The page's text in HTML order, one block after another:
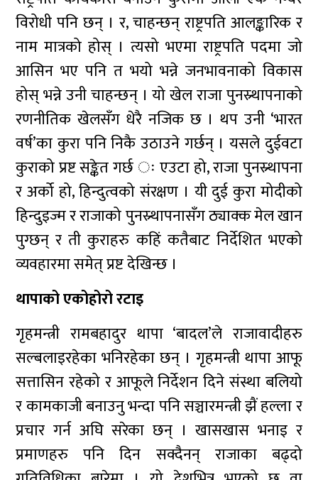
विरोधी पनि छन् । र, चाहन्छन् राष्ट्रपति आलङ्कारिक र
नाम मात्रको होस् । त्यसो भएमा राष्ट्रपति पदमा जो
आसिन भए पनि त भयो भन्ने जनभावनाको विकास
होस् भन्ने उनी चाहन्छन् । यो खेल राजा पुनस्र्थापनाको
रणनीतिक खेलसँग धेरै नजिक छ । थप उनी ‘भारत
वर्ष’का कुरा पनि निकै उठाउने गर्छन् । यसले दुईवटा
कुराको प्रष्ट सङ्केत गर्छ ः एउटा हो, राजा पुनस्र्थापना
र अर्को हो, हिन्दुत्वको संरक्षण । यी दुई कुरा मोदीको
हिन्दुइज्म र राजाको पुनस्र्थापनासँग ठ्याक्क मेल खान
पुग्छन् र ती कुराहरु कहिं कतैबाट निर्देशित भएको
व्यवहारमा समेत् प्रष्ट देखिन्छ ।
थापाको एकोहोरो रटाइ
गृहमन्त्री रामबहादुर थापा ‘बादल’ले राजावादीहरु
सल्बलाइरहेका भनिरहेका छन् । गृहमन्त्री थापा आफू
सत्तासिन रहेको र आफूले निर्देशन दिने संस्था बलियो
र कामकाजी बनाउनु भन्दा पनि सञ्चारमन्त्री झैं हल्ला र
प्रचार गर्न अघि सरेका छन् । खासखास भनाइ र
प्रमाणहरु पनि दिन सक्दैनन् राजाका बढ्दो